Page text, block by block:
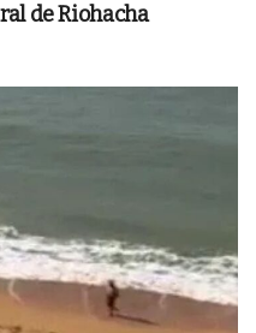
de Riohacha